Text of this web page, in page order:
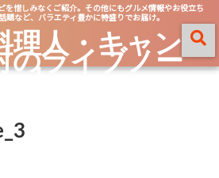
を惜しみなくご紹介。その他にもグルメ情報やお役立ち
題など、バラエティ豊かに特盛りでお届け。
理人・キャン
のライブノー
ト